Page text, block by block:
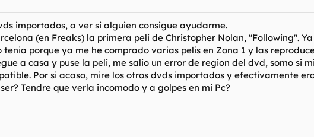
importados, a ver si alguien consigue ayudarme.
(en Freaks) la primera peli de Christopher Nolan, "Following".
tenia porque ya me he comprado varias pelis en Zona 1 y las
a casa y puse la peli, me salio un error de region del dvd, somo si
Por si acaso, mire los otros dvds importados y efectivamente
Tendre que verla incomodo y a golpes en mi Pc?